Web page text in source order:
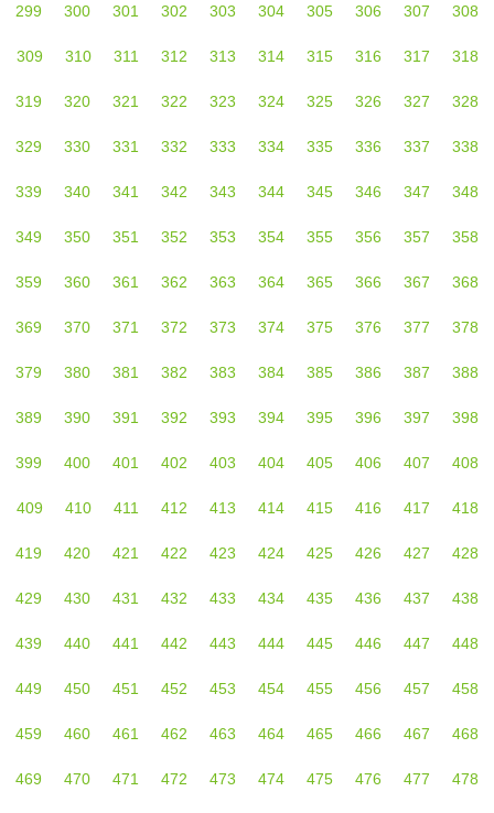
299 300 301 302 303 304 305 306 307 308
309 310 311 312 313 314 315 316 317 318
319 320 321 322 323 324 325 326 327 328
329 330 331 332 333 334 335 336 337 338
339 340 341 342 343 344 345 346 347 348
349 350 351 352 353 354 355 356 357 358
359 360 361 362 363 364 365 366 367 368
369 370 371 372 373 374 375 376 377 378
379 380 381 382 383 384 385 386 387 388
389 390 391 392 393 394 395 396 397 398
399 400 401 402 403 404 405 406 407 408
409 410 411 412 413 414 415 416 417 418
419 420 421 422 423 424 425 426 427 428
429 430 431 432 433 434 435 436 437 438
439 440 441 442 443 444 445 446 447 448
449 450 451 452 453 454 455 456 457 458
459 460 461 462 463 464 465 466 467 468
469 470 471 472 473 474 475 476 477 478